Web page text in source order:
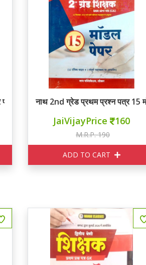
बैंक नाथ 2nd ग्रेड प्रथम प्रश्न पत्र 15
JaiVijayPrice 160
M.R.P. 190
ADD TO CART